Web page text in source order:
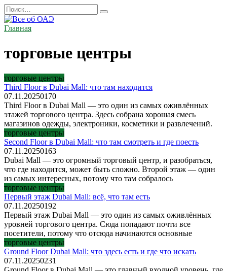
Перейти
к
содержанию
Search
for:
Главная
торговые центры
торговые центры
Third Floor в Dubai Mall: что там находится
07.11.20250170
Third Floor в Dubai Mall — это один из самых оживлённых
этажей торгового центра. Здесь собрана хорошая смесь
магазинов одежды, электроники, косметики и развлечений.
торговые центры
Second Floor в Dubai Mall: что там смотреть и где поесть
07.11.20250163
Dubai Mall — это огромный торговый центр, и разобраться,
что где находится, может быть сложно. Второй этаж — один
из самых интересных, потому что там собралось
торговые центры
Первый этаж Dubai Mall: всё, что там есть
07.11.20250192
Первый этаж Dubai Mall — это один из самых оживлённых
уровней торгового центра. Сюда попадают почти все
посетители, потому что отсюда начинаются основные
торговые центры
Ground Floor Dubai Mall: что здесь есть и где что искать
07.11.20250231